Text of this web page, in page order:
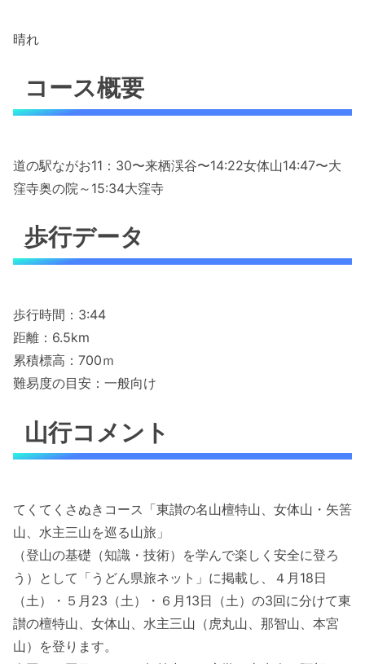
晴れ
コース概要
道の駅ながお11：30〜来栖渓谷〜14:22女体山14:47〜大
窪寺奥の院～15:34大窪寺
歩行データ
歩行時間：3:44
距離：6.5km
累積標高：700ｍ
難易度の目安：一般向け
山行コメント
てくてくさぬきコース「東讃の名山檀特山、女体山・矢筈
山、水主三山を巡る山旅」
（登山の基礎（知識・技術）を学んで楽しく安全に登ろ
う）として「うどん県旅ネット」に掲載し、４月18日
（土）・５月23（土）・６月13日（土）の3回に分けて東
讃の檀特山、女体山、水主三山（虎丸山、那智山、本宮
山）を登ります。